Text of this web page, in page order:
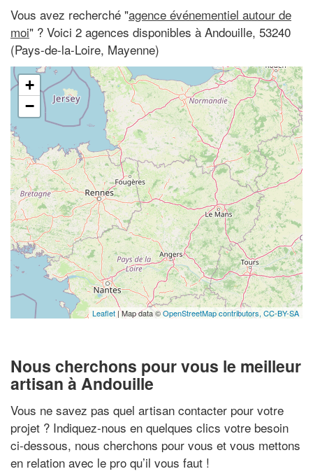
Vous avez recherché "agence événementiel autour de
moi" ? Voici 2 agences disponibles à Andouille, 53240
(Pays-de-la-Loire, Mayenne)
+
−
Leaflet| Map data ©OpenStreetMap contributors, CC-BY-SA
Nous cherchons pour vous le meilleur
artisan à Andouille
Vous ne savez pas quel artisan contacter pour votre
projet ? Indiquez-nous en quelques clics votre besoin
ci-dessous, nous cherchons pour vous et vous mettons
en relation avec le pro qu’il vous faut !